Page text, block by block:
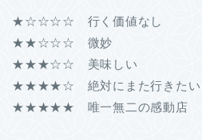
★☆☆☆☆ 行く価値なし
★★☆☆☆ 微妙
★★★☆☆ 美味しい
★★★★☆ 絶対にまた行きたい
★★★★★ 唯一無二の感動店